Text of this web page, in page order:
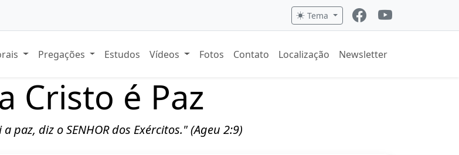
Tema
Pregações Estudos Vídeos Fotos Contato Localização Newsletter
Cristo é Paz
paz, diz o SENHOR dos Exércitos." (Ageu 2:9)